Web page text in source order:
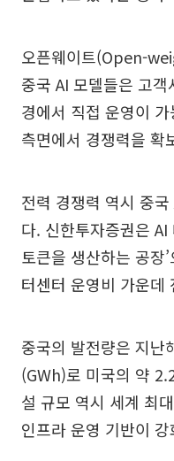
오픈웨이트(Open-
중국 AI 모델들은 고
경에서 직접 운영이
측면에서 경쟁력을 확
전력 경쟁력 역시 중
다. 신한투자증권은 AI
토큰을 생산하는 공장
터센터 운영비 가운데
중국의 발전량은 지난
(GWh)로 미국의 약
설 규모 역시 세계 최
인프라 운영 기반이